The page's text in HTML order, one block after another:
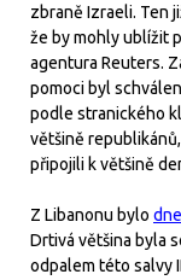
zbraně Izraeli. Ten
že by mohly ublížit
agentura Reuters.
pomoci byl
podle stranického
většině
připojili k většině
Z Libanonu bylo
Drtivá většina byla
odpalem této salvy